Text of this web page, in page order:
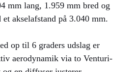
mm lang, 1.959 mm bred og
akselafstand på 3.040 mm.
op til 6 graders udslag er
aerodynamik via to Venturi-